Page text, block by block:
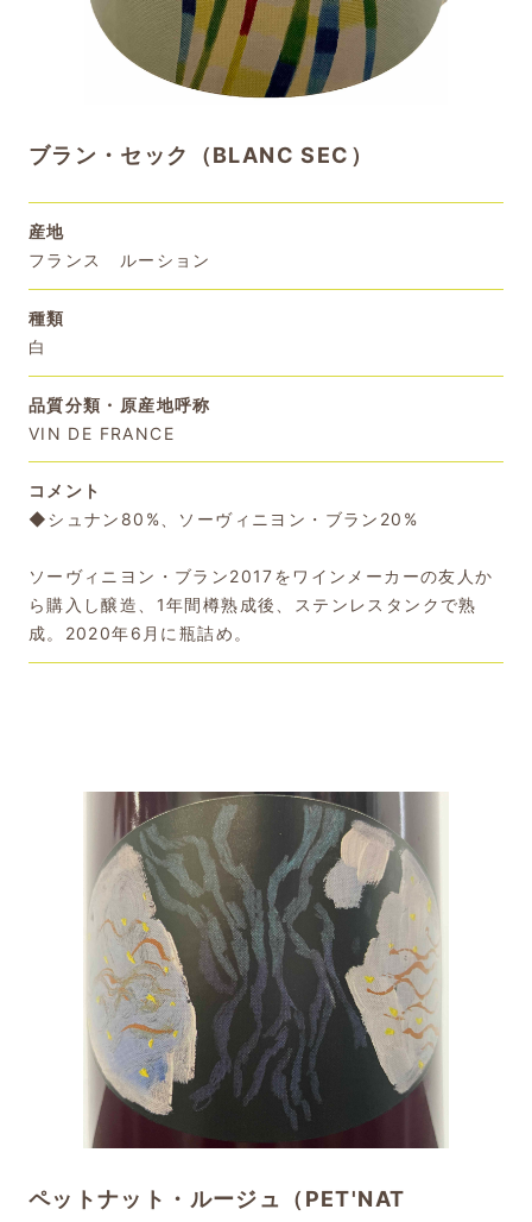
ブラン・セック（BLANC SEC）
産地
フランス ルーション
種類
白
品質分類・原産地呼称
VIN DE FRANCE
コメント
◆シュナン80%、ソーヴィニヨン・ブラン20%
ソーヴィニヨン・ブラン2017をワインメーカーの友人か
ら購入し醸造、1年間樽熟成後、ステンレスタンクで熟
成。2020年6月に瓶詰め。
ペットナット・ルージュ（PET'NAT